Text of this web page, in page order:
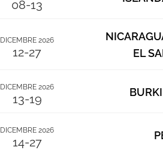
08-13
DICEMBRE 2026
12-27
EL
DICEMBRE 2026
13-19
DICEMBRE 2026
14-27